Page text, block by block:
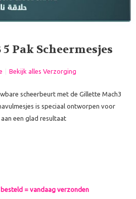
Pak Scheermesjes
Bekijk alles Verzorging
scheerbeurt met de Gillette Mach3
is speciaal ontworpen voor
een glad resultaat
= vandaag verzonden